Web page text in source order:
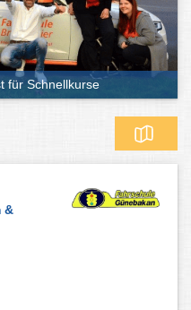
für Schnellkurse
&